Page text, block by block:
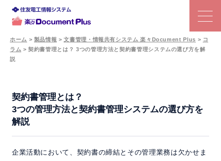
機能
ホーム > 製品情報 >文書管理・情報共有システム 楽々Document Plus > コ
ラム >契約書管理とは？ 3つの管理方法と契約書管理システムの選び方を解
説
契約書管理とは？
3つの管理方法と契約書管理システムの選び方を
解説
企業活動において、契約書の締結とその管理業務は欠かせま